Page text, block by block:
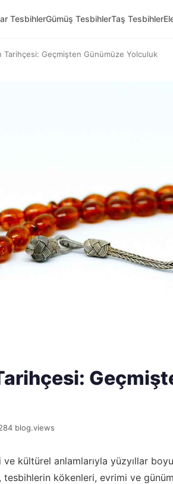
TesbihlerGümüş TesbihlerTaş Tesbihler
Tarihçesi: Geçmişten Günümüze Yolculuk
blog.views
ve kültürel anlamlarıyla yüzyıllar
kökenleri, evrimi ve